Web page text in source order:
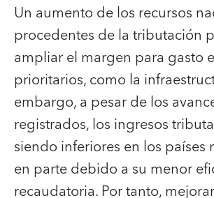
Un aumento de los recursos
procedentes de la tributación
ampliar el margen para gasto
prioritarios, como la
embargo, a pesar de los
registrados, los ingresos
siendo inferiores en los países
en parte debido a su menor
recaudatoria. Por tanto,